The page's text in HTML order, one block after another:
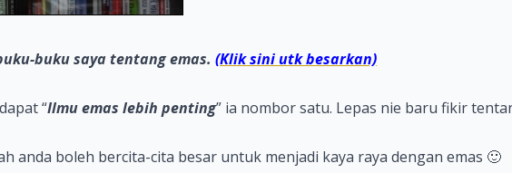
buku saya tentang emas. (Klik sini utk besarkan)
“Ilmu emas lebih penting” ia nombor satu. Lepas nie baru fikir
anda boleh bercita-cita besar untuk menjadi kaya raya dengan emas 🙂